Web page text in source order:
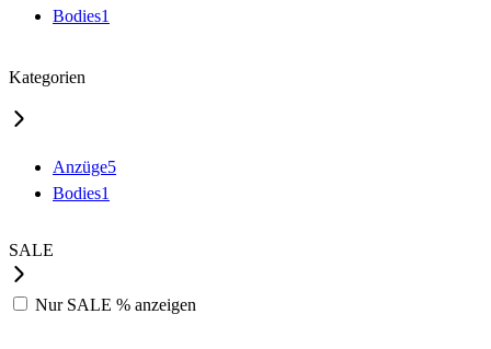
Bodies1
Kategorien
Anzüge5
Bodies1
SALE
Nur SALE % anzeigen